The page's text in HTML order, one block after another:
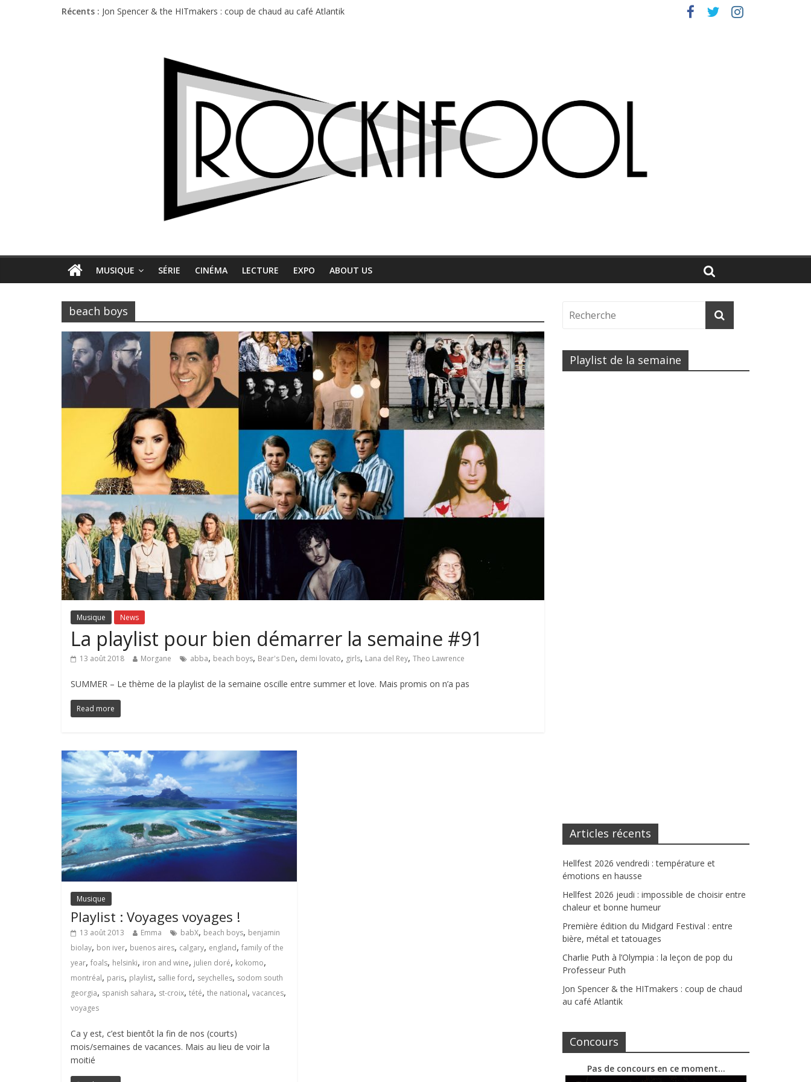
Récents : Jon Spencer & the HITmakers : coup de chaud au café Atlantik
Charlie Puth à l’Olympia : la leçon de pop du Professeur Puth
MUSIQUE SÉRIE CINÉMA LECTURE EXPO ABOUT US
beach boys
Musique News
La playlist pour bien démarrer la semaine #91
13 août 2018 Morgane abba, beach boys, Bear's Den, demi lovato, girls, Lana del Rey, Theo Lawrence
SUMMER – Le thème de la playlist de la semaine oscille entre summer et love. Mais promis on n’a pas
Read more
Musique
Playlist : Voyages voyages !
13 août 2013 Emma babX, beach boys, benjamin
biolay, bon iver, buenos aires, calgary, england, family of the
year, foals, helsinki, iron and wine, julien doré, kokomo,
montréal, paris, playlist, sallie ford, seychelles, sodom south
georgia, spanish sahara, st-croix, tété, the national, vacances,
voyages
Ca y est, c’est bientôt la fin de nos (courts)
mois/semaines de vacances. Mais au lieu de voir la
moitié
Playlist de la semaine
Articles récents
Hellfest 2026 vendredi : température et
émotions en hausse
Hellfest 2026 jeudi : impossible de choisir entre
chaleur et bonne humeur
Première édition du Midgard Festival : entre
bière, métal et tatouages
Charlie Puth à l’Olympia : la leçon de pop du
Professeur Puth
Jon Spencer & the HITmakers : coup de chaud
au café Atlantik
Concours
Pas de concours en ce moment…